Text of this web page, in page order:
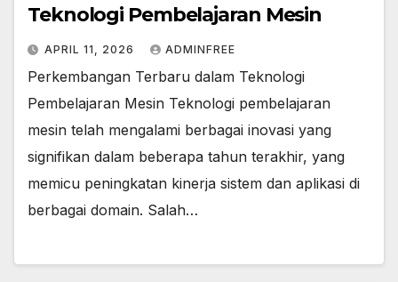
Teknologi Pembelajaran Mesin
APRIL 11, 2026 ADMINFREE
Perkembangan Terbaru dalam Teknologi
Pembelajaran Mesin Teknologi pembelajaran
mesin telah mengalami berbagai inovasi yang
signifikan dalam beberapa tahun terakhir, yang
memicu peningkatan kinerja sistem dan aplikasi di
berbagai domain. Salah…